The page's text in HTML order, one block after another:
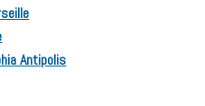
Antipolis